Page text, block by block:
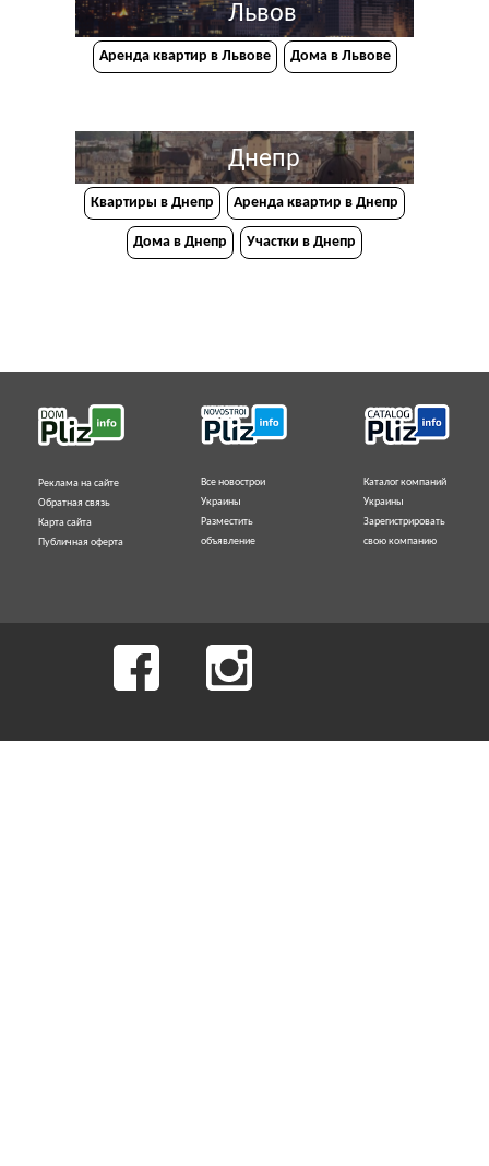
Львов
Аренда квартир в Львове Дома в Львове
Днепр
Квартиры в Днепр Аренда квартир в Днепр
Дома в Днепр Участки в Днепр
Реклама на сайте
Обратная связь
Карта сайта
Публичная оферта
Все новострои
Украины
Разместить
объявление
Каталог компаний
Украины
Зарегистрировать
свою компанию